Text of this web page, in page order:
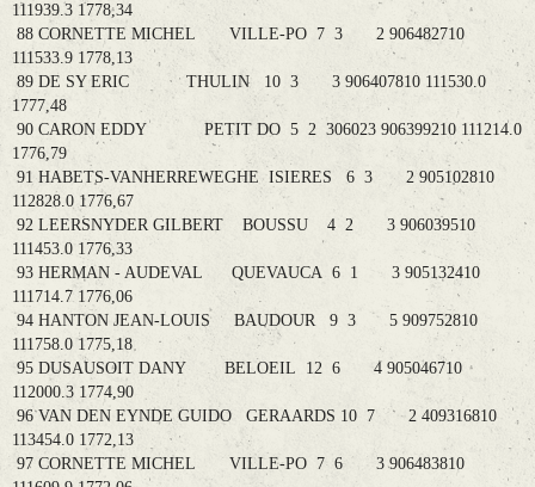
111939.3 1778,34
88 CORNETTE MICHEL VILLE-PO 7 3 2 906482710
111533.9 1778,13
89 DE SY ERIC THULIN 10 3 3 906407810 111530.0
1777,48
90 CARON EDDY PETIT DO 5 2 306023 906399210 111214.0
1776,79
91 HABETS-VANHERREWEGHE ISIERES 6 3 2 905102810
112828.0 1776,67
92 LEERSNYDER GILBERT BOUSSU 4 2 3 906039510
111453.0 1776,33
93 HERMAN - AUDEVAL QUEVAUCA 6 1 3 905132410
111714.7 1776,06
94 HANTON JEAN-LOUIS BAUDOUR 9 3 5 909752810
111758.0 1775,18
95 DUSAUSOIT DANY BELOEIL 12 6 4 905046710
112000.3 1774,90
96 VAN DEN EYNDE GUIDO GERAARDS 10 7 2 409316810
113454.0 1772,13
97 CORNETTE MICHEL VILLE-PO 7 6 3 906483810